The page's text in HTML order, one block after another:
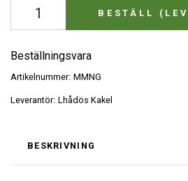
BESTÄLL
Beställningsvara
Artikelnummer: MMNG
Leverantör: Lhådös Kakel
BESKRIVNING